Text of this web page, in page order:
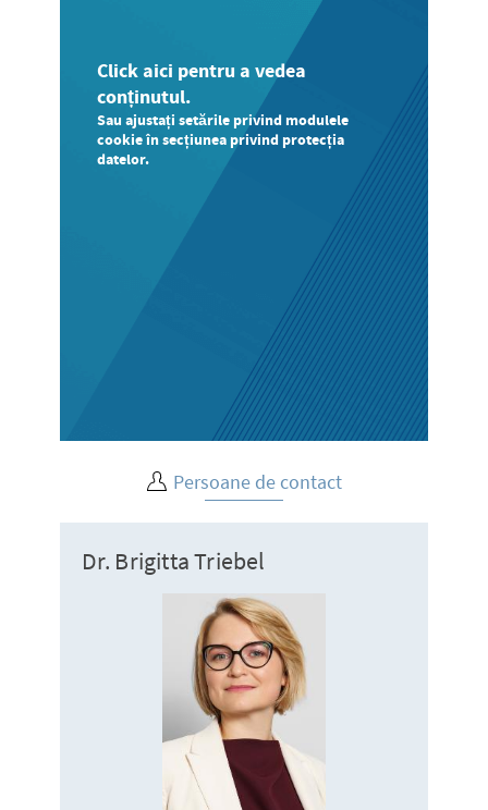
Click aici pentru a vedea
conținutul.
Sau ajustați setările privind modulele
cookie în secțiunea privind protecția
datelor.
Persoane de contact
Dr. Brigitta Triebel